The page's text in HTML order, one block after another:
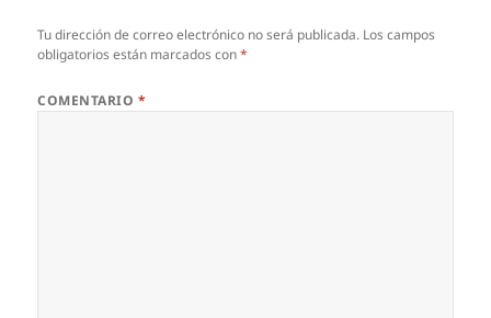
Tu dirección de correo electrónico no será publicada. Los campos
obligatorios están marcados con*
COMENTARIO *